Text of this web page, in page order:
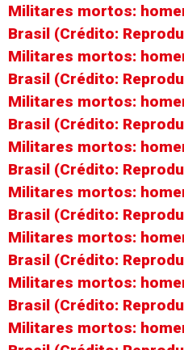
Militares mortos:
Brasil (Crédito:
Militares mortos:
Brasil (Crédito:
Militares mortos:
Brasil (Crédito:
Militares mortos:
Brasil (Crédito:
Militares mortos:
Brasil (Crédito:
Militares mortos:
Brasil (Crédito:
Militares mortos:
Brasil (Crédito:
Militares mortos: